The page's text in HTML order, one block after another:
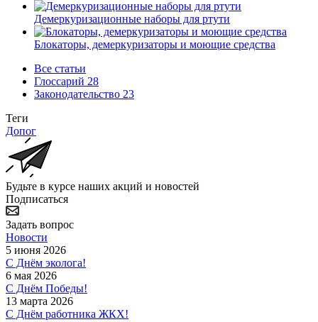
Демеркуризационные наборы для ртути
Блокаторы, демеркуризаторы и моющие средства
Все статьи
Глоссарий 28
Законодательство 23
Теги
Допог
Будьте в курсе наших акций и новостей
Подписаться
Задать вопрос
Новости
5 июня 2026
С Днём эколога!
6 мая 2026
С Днём Победы!
13 марта 2026
С Днём работника ЖКХ!